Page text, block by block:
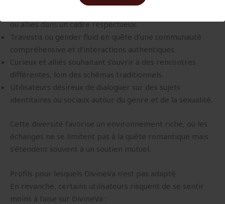
ou allies dans un cadre respectueux.
Travestis ou gender fluid en quête d’une communauté
compréhensive et d’interactions authentiques.
Curieux et alliés souhaitant s’ouvrir à des rencontres
différentes, loin des schémas traditionnels.
Utilisateurs désireux de dialoguer sur des sujets
identitaires ou sociaux autour du genre et de la sexualité.
Cette diversité favorise un environnement riche, où les
échanges ne se limitent pas à la quête romantique mais
s’étendent souvent à un soutien mutuel.
Profils pour lesquels DivineVa n’est pas adapté
En revanche, certains utilisateurs risquent de se sentir
moins à l’aise sur DivineVa :